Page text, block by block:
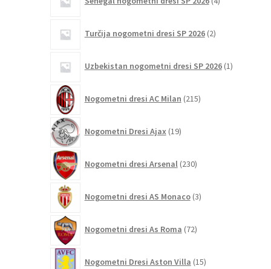
izdelki
Turčija nogometni dresi SP 2026 2izdelka
Uzbekistan nogometni dresi SP 2026 1izdelek
Nogometni dresi AC Milan 215izdelkov
Nogometni Dresi Ajax 19izdelkov
Nogometni dresi Arsenal 230izdelkov
Nogometni dresi AS Monaco 3izdelki
Nogometni dresi As Roma 72izdelkov
Nogometni Dresi Aston Villa 15